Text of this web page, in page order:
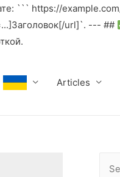
``` https://
url]`. --- ##
Articles